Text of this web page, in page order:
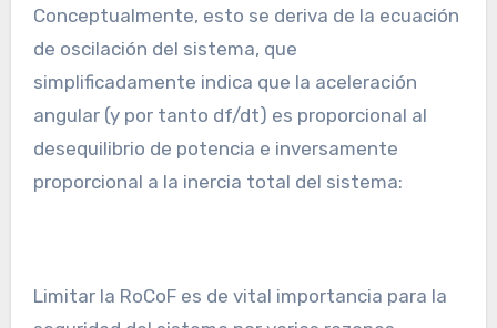
Conceptualmente, esto se deriva de la ecuación
de oscilación del sistema, que
simplificadamente indica que la aceleración
angular (y por tanto df/dt) es proporcional al
desequilibrio de potencia e inversamente
proporcional a la inercia total del sistema:
Limitar la RoCoF es de vital importancia para la